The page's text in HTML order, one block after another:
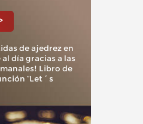
de ajedrez en
día gracias a las
Libro de
“Let´s